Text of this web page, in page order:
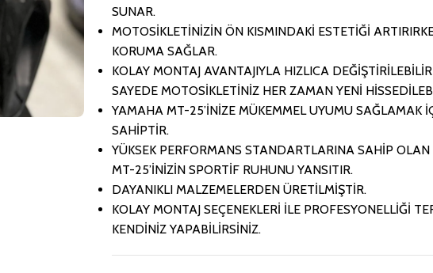
SUNAR.
MOTOSİKLETİNİZİN ÖN KISMINDAKİ ESTETİĞİ
KORUMA SAĞLAR.
KOLAY MONTAJ AVANTAJIYLA HIZLICA
SAYEDE MOTOSİKLETİNİZ HER ZAMAN YENİ
YAMAHA MT-25’İNİZE MÜKEMMEL UYUMU SAĞLAMAK
SAHİPTİR.
YÜKSEK PERFORMANS STANDARTLARINA SAHİP
MT-25’İNİZİN SPORTİF RUHUNU YANSITIR.
DAYANIKLI MALZEMELERDEN ÜRETİLMİŞTİR.
KOLAY MONTAJ SEÇENEKLERİ İLE PROFESYONELLİĞİ
KENDİNİZ YAPABİLİRSİNİZ.